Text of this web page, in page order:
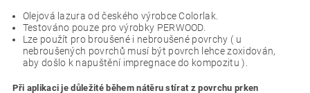
Olejová lazura od českého výrobce Colorlak.
Testováno pouze pro výrobky PERWOOD.
Lze použít pro broušené i nebroušené povrchy ( u
nebroušených povrchů musí být povrch lehce zoxidován,
aby došlo k napuštění impregnace do kompozitu ).
Při aplikaci je důležité během nátěru stírat z povrchu prken